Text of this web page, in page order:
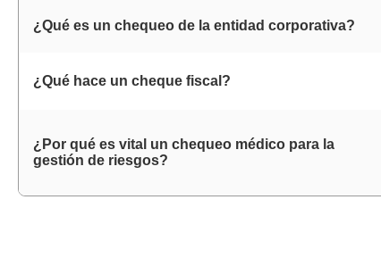
¿Qué es un chequeo de la entidad corporativa?
¿Qué hace un cheque fiscal?
¿Por qué es vital un chequeo médico para la
gestión de riesgos?